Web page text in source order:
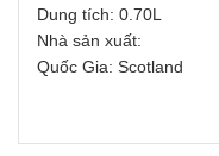
Dung tích: 0.70L
Nhà sản xuất:
Quốc Gia: Scotland